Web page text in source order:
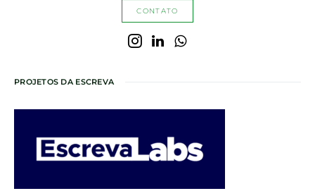
CONTATO
PROJETOS DA ESCREVA